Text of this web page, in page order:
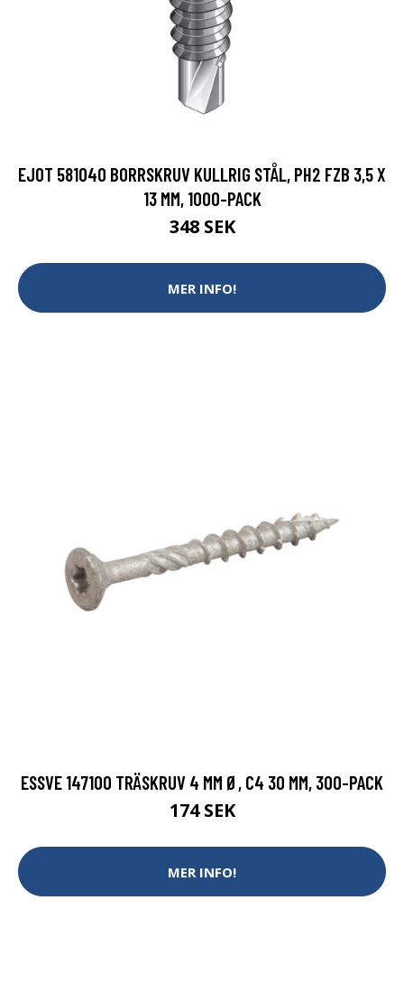
EJOT 581040 BORRSKRUV KULLRIG STÅL, PH2 FZB 3,5 X
13 MM, 1000-PACK
348 SEK
MER INFO!
ESSVE 147100 TRÄSKRUV 4 MM Ø, C4 30 MM, 300-PACK
174 SEK
MER INFO!